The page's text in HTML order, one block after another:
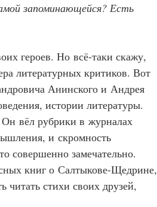
запоминающейся? Есть
Но всё-таки скажу,
литературных критиков. Вот
Анинского и Андрея
истории литературы.
вёл рубрики в журналах
и скромность
совершенно замечательно.
книг о Салтыкове-Щедрине,
читать стихи своих друзей,